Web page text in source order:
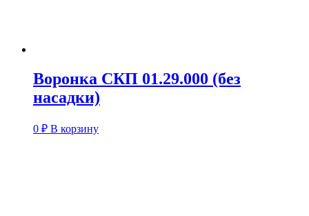
Воронка СКП 01.29.000 (без
насадки)
0 ₽ В корзину